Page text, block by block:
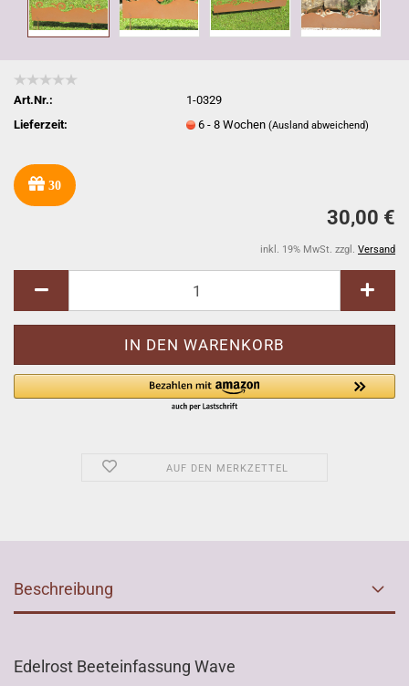
Art.Nr.:
1-0329
Lieferzeit:
6 - 8 Wochen(Ausland abweichend)
30
30,00 €
inkl. 19% MwSt. zzgl. Versand
AUF DEN MERKZETTEL
Beschreibung
Edelrost Beeteinfassung Wave